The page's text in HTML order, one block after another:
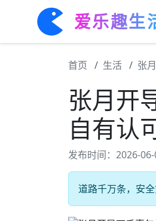
爱乐趣生
首页 生活 张
张月开
自有认
发布时间：2026-
道路千万条，安